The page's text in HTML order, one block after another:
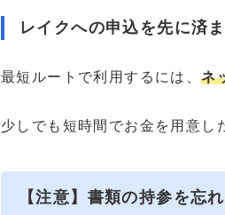
レイクへの申込を先に済
最短ルートで利用するには、ネ
少しでも短時間でお金を用意し
【注意】書類の持参を忘